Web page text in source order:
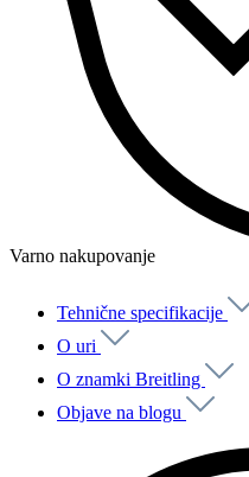
Varno nakupovanje
Tehnične specifikacije
O uri
O znamki Breitling
Objave na blogu